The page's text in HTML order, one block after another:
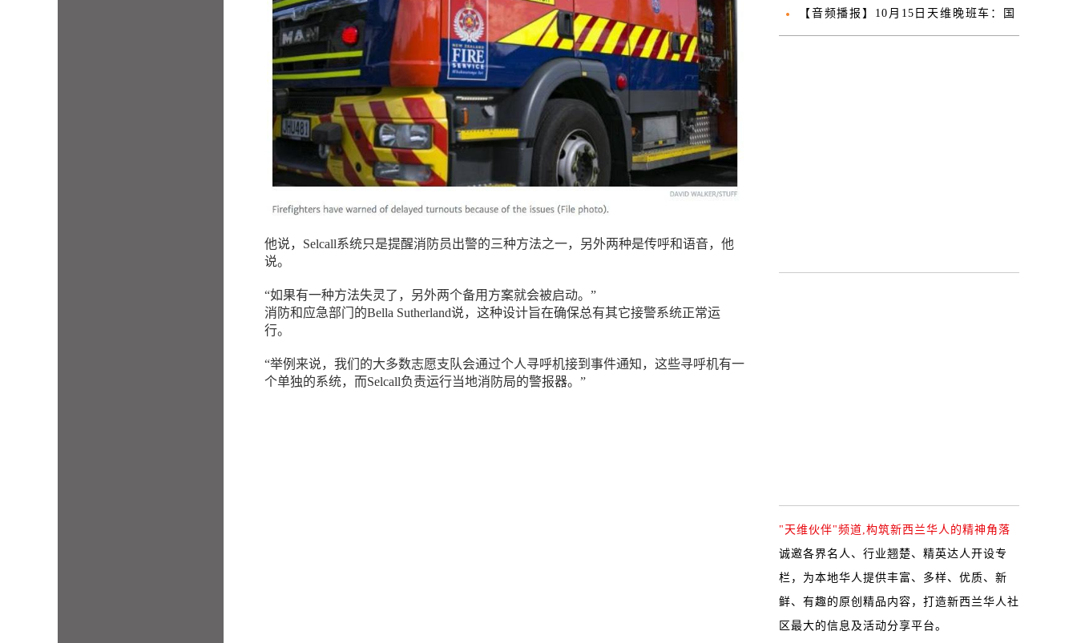
他说，Selcall系统只是提醒消防员出警的三种方法之一，另外两种是传呼和语音，他
说。
“如果有一种方法失灵了，另外两个备用方案就会被启动。”
消防和应急部门的Bella Sutherland说，这种设计旨在确保总有其它接警系统正常运
行。
“举例来说，我们的大多数志愿支队会通过个人寻呼机接到事件通知，这些寻呼机有一
个单独的系统，而Selcall负责运行当地消防局的警报器。”
劳”
【音频播报】10月15日天维晚班车：国
家党无间道大戏到高潮
"天维伙伴"频道,构筑新西兰华人的精神角落
诚邀各界名人、行业翘楚、精英达人开设专
栏，为本地华人提供丰富、多样、优质、新
鲜、有趣的原创精品内容，打造新西兰华人社
区最大的信息及活动分享平台。